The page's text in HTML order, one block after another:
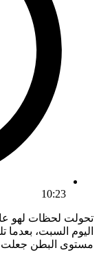
10:23
تحولت لحظات لهو
اليوم السبت،
مستوى البطن